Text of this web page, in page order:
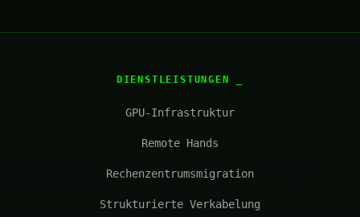
DIENSTLEISTUNGEN
GPU-Infrastruktur
Remote Hands
Rechenzentrumsmigration
Strukturierte Verkabelung